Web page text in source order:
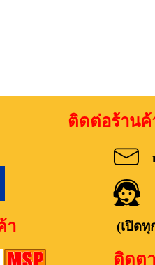
ติดต่อร้านค้า
า
(เปิดทุ
ติดต